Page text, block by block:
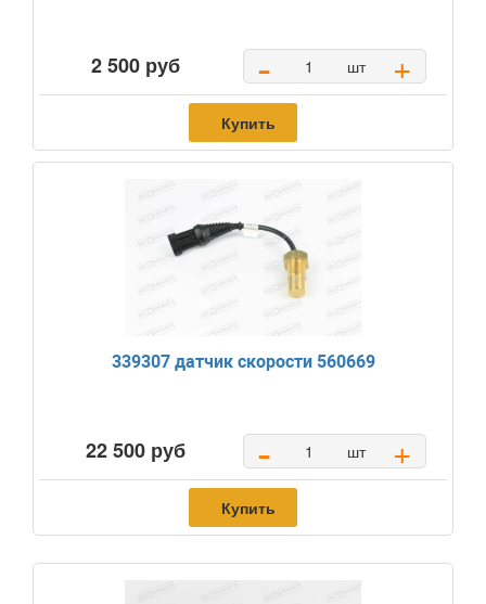
2 500 руб - шт +
Купить
339307 датчик скорости 560669
22 500 руб - шт +
Купить